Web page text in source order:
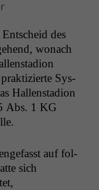
des
wonach
prak­tizierte Sys­
Hal­len­sta­dion
Abs. 1 KG
auf fol­
sich